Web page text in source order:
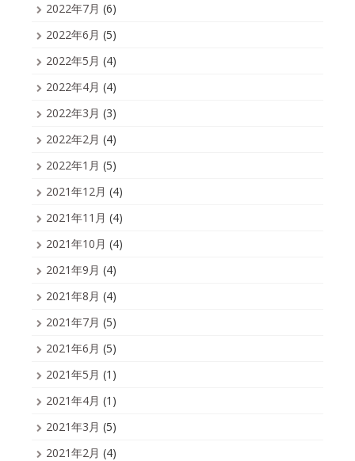
2022年7月 (6)
2022年6月 (5)
2022年5月 (4)
2022年4月 (4)
2022年3月 (3)
2022年2月 (4)
2022年1月 (5)
2021年12月 (4)
2021年11月 (4)
2021年10月 (4)
2021年9月 (4)
2021年8月 (4)
2021年7月 (5)
2021年6月 (5)
2021年5月 (1)
2021年4月 (1)
2021年3月 (5)
2021年2月 (4)